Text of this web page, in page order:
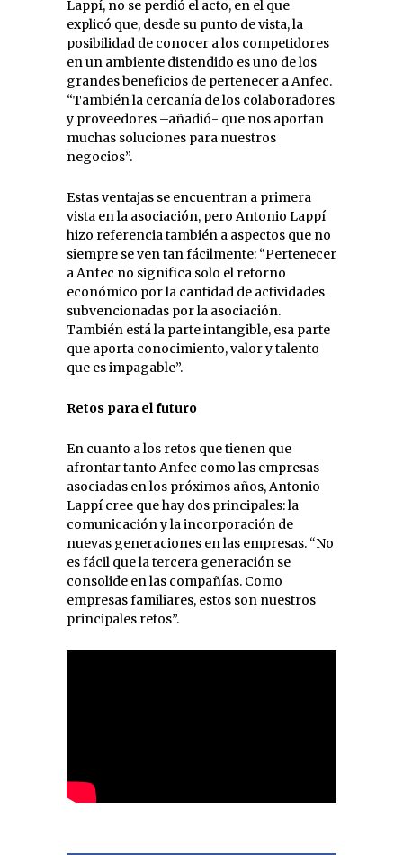
Lappí, no se perdió el acto, en el que
explicó que, desde su punto de vista, la
posibilidad de conocer a los competidores
en un ambiente distendido es uno de los
grandes beneficios de pertenecer a Anfec.
“También la cercanía de los colaboradores
y proveedores –añadió- que nos aportan
muchas soluciones para nuestros
negocios”.
Estas ventajas se encuentran a primera
vista en la asociación, pero Antonio Lappí
hizo referencia también a aspectos que no
siempre se ven tan fácilmente: “Pertenecer
a Anfec no significa solo el retorno
económico por la cantidad de actividades
subvencionadas por la asociación.
También está la parte intangible, esa parte
que aporta conocimiento, valor y talento
que es impagable”.
Retos para el futuro
En cuanto a los retos que tienen que
afrontar tanto Anfec como las empresas
asociadas en los próximos años, Antonio
Lappí cree que hay dos principales: la
comunicación y la incorporación de
nuevas generaciones en las empresas. “No
es fácil que la tercera generación se
consolide en las compañías. Como
empresas familiares, estos son nuestros
principales retos”.